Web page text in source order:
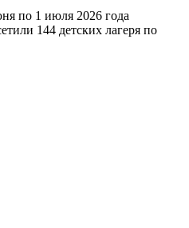
по 1 июля 2026 года
144 детских лагеря по